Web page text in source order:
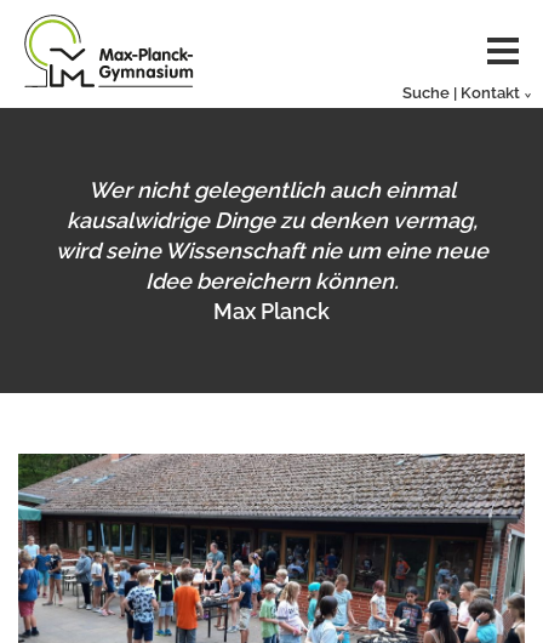
Suche | Kontakt
Wer nicht gelegentlich auch einmal
kausalwidrige Dinge zu denken vermag,
wird seine Wissenschaft nie um eine neue
Idee bereichern können.
Max Planck